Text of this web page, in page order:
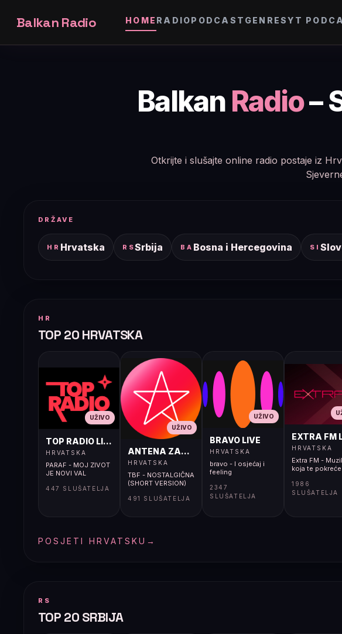
Balkan Radio HOME RADIOPODCAST GENRESYT
Balkan Radio–
Otkrijte i slušajte online radio postaje iz
DRŽAVE
HR Hrvatska RSSrbija BA Bosna i Hercegovina SI
HR
TOP 20 HRVATSKA
UŽIVO
TOP RADIO LIVE
HRVATSKA
PARAF - MOJ ZIVOT
JE NOVI VAL
447 SLUŠATELJA
UŽIVO
ANTENA ZAGREB LIVE
HRVATSKA
TBF - NOSTALGIČNA
(SHORT VERSION)
491 SLUŠATELJA
UŽIVO
BRAVO LIVE
HRVATSKA
bravo - I osjećaj i
feeling
2347
SLUŠATELJA
EXTRA FM
HRVATSKA
Extra FM -
koja te pokreće
1986
SLUŠATELJA
POSJETI HRVATSKU →
RS
TOP 20 SRBIJA